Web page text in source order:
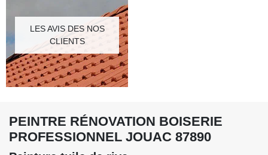
LES AVIS DES NOS
CLIENTS
PEINTRE RÉNOVATION BOISERIE
PROFESSIONNEL JOUAC 87890